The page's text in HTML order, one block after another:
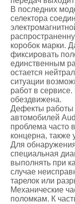
В последних
селектора
коробок марки.
фиксировать
единственным
остается
ситуации
работ в
обездвижена.
Дефекты работы
автомобилей
проблема часто
концерна, также
Для
специальная
выполнять при
случае
тарелок или
Механические
поломкам. К